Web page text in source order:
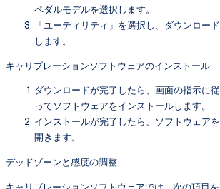
ペダルモデルを選択します。
「ユーティリティ」を選択し、ダウンロード
します。
キャリブレーションソフトウェアのインストール
ダウンロードが完了したら、画面の指示に従
ってソフトウェアをインストールします。
インストールが完了したら、ソフトウェアを
開きます。
デッドゾーンと感度の調整